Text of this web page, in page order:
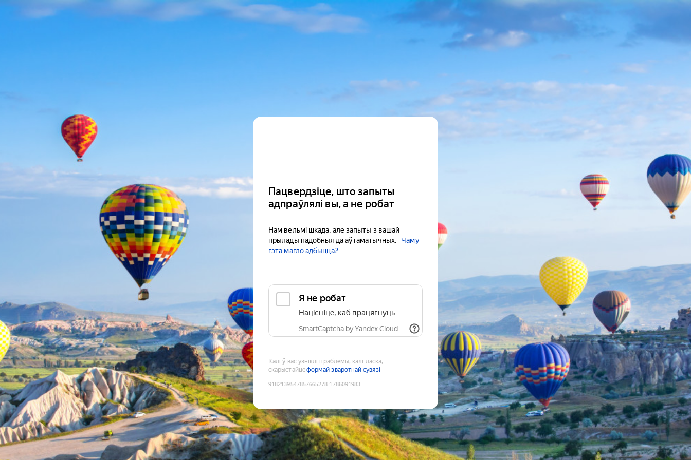
Пацвердзіце, што запыты
адпраўлялі вы, а не робат
Нам вельмі шкада, але запыты з вашай
прылады падобныя да аўтаматычных.
Чаму
гэта магло адбыцца?
Я не робат
Націсніце, каб працягнуць
SmartCaptcha by Yandex Cloud
Калі ў вас узніклі праблемы, калі ласка,
скарыстайцеформай зваротнай сувязі
9182139547857665278:1786091983